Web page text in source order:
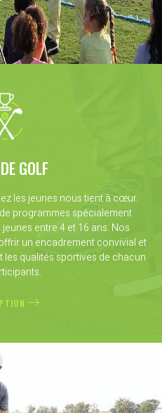
GOLF
les jeunes nous tient à cœur.
programmes spécialement
entre 4 et 16 ans. Nos
un encadrement convivial et
qualités sportives de chacun